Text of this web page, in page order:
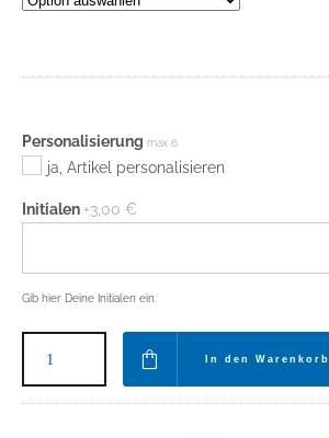
Personalisierung max 6
ja, Artikel personalisieren
Initialen +3,00 €
Gib hier Deine Initialen ein.
In den Warenkorb